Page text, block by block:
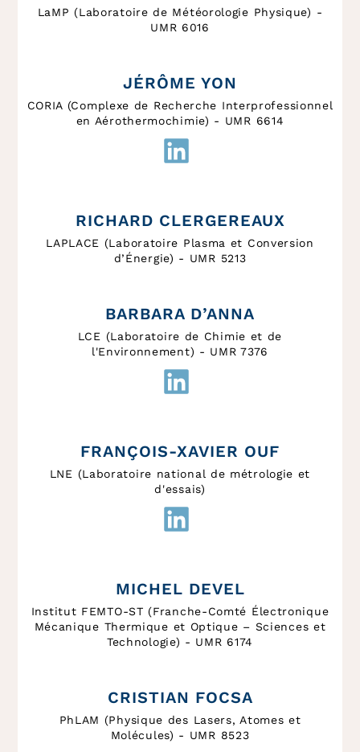
LaMP (Laboratoire de Météorologie Physique) -
UMR 6016
JÉRÔME YON
CORIA (Complexe de Recherche Interprofessionnel
en Aérothermochimie) - UMR 6614
RICHARD CLERGEREAUX
LAPLACE (Laboratoire Plasma et Conversion
d’Énergie) - UMR 5213
BARBARA D’ANNA
LCE (Laboratoire de Chimie et de
l'Environnement) - UMR 7376
FRANÇOIS-XAVIER OUF
LNE (Laboratoire national de métrologie et
d'essais)
MICHEL DEVEL
Institut FEMTO-ST (Franche-Comté Électronique
Mécanique Thermique et Optique – Sciences et
Technologie) - UMR 6174
CRISTIAN FOCSA
PhLAM (Physique des Lasers, Atomes et
Molécules) - UMR 8523